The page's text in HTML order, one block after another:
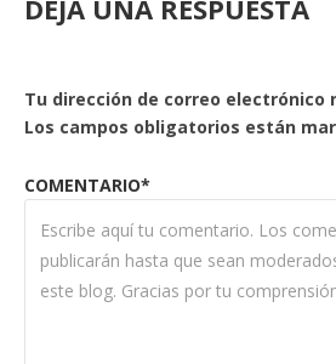
DEJA UNA RESPUESTA
Tu dirección de correo electrónico
Los campos obligatorios están
COMENTARIO*